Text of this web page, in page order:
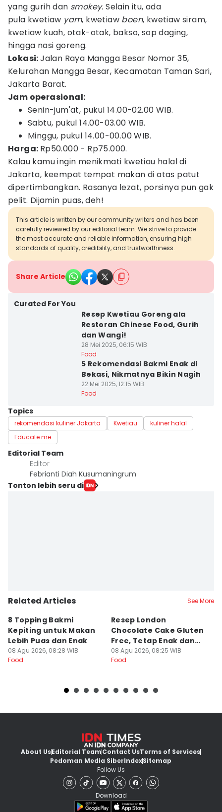
yang gurih dan smokey.Selain itu, ada
pula kwetiaw yam, kwetiaw boen, kwetiaw siram,
kwetiaw kuah, otak-otak, bakso, sop daging,
hingga nasi goreng.
Lokasi:Jalan Raya Mangga Besar Nomor 35,
Kelurahan Mangga Besar, Kecamatan Taman Sari,
Jakarta Barat.
Jam operasional:
Senin-jum'at, pukul 14.00-02.00 WIB.
Sabtu, pukul 14.00-03.00 WIB.
Minggu, pukul 14.00-00.00 WIB.
Harga: Rp50.000 - Rp75.000.
Kalau kamu ingin menikmati kwetiau halal di
Jakarta, keempat tempat makan di atas patut
dipertimbangkan. Rasanya lezat, porsinya pun gak
pelit. Dijamin puas, deh!
This article is written by our community writers and has been
carefully reviewed by our editorial team. We strive to provide
the most accurate and reliable information, ensuring high
standards of quality, credibility, and trustworthiness.
Share Article
Curated For You
Resep Kwetiau Goreng ala
Restoran Chinese Food, Gurih
dan Wangi!
28 Mei 2025, 06:15 WIB
Food
5 Rekomendasi Bakmi Enak di
Bekasi, Nikmatnya Bikin Nagih
22 Mei 2025, 12:15 WIB
Food
Topics
rekomendasi kuliner Jakarta Kwetiau
kuliner halal
Educate me
Editorial Team
Editor
Febrianti Diah Kusumaningrum
Tonton lebih seru di
Related Articles See More
8 Topping Bakmi
Kepiting untuk Makan
Lebih Puas dan Enak
08 Agu 2026, 08:28 WIB
Food
Resep London
Chocolate Cake Gluten
Free, Tetap Enak dan
Lebih Sehat
08 Agu 2026, 08:25 WIB
Food
About UsEditorial TeamContact UsTerms of Services
Pedoman Media SiberIndexSitemap
Follow Us
Download